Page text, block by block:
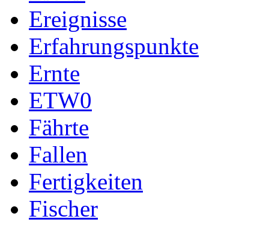
Ereignisse
Erfahrungspunkte
Ernte
ETW0
Fährte
Fallen
Fertigkeiten
Fischer